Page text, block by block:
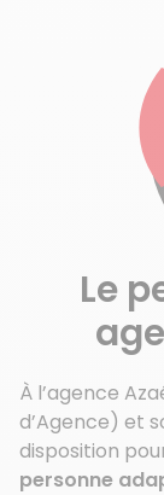
Le
À l’agence
d’Agence) et
disposition
personne